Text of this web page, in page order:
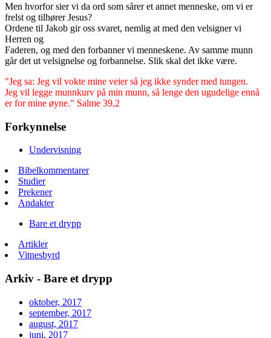
Men hvorfor sier vi da ord som sårer et annet menneske, om vi er
frelst og tilhører Jesus?
Ordene til Jakob gir oss svaret, nemlig at med den velsigner vi
Herren og
Faderen, og med den forbanner vi menneskene. Av samme munn
går det ut velsignelse og forbannelse. Slik skal det ikke være.
"Jeg sa: Jeg vil vokte mine veier så jeg ikke synder med tungen.
Jeg vil legge munnkurv på min munn, så lenge den ugudelige ennå
er for mine øyne." Salme 39,2
Forkynnelse
Undervisning
Bibelkommentarer
Studier
Prekener
Andakter
Bare et drypp
Artikler
Vitnesbyrd
Arkiv - Bare et drypp
oktober, 2017
september, 2017
august, 2017
juni, 2017